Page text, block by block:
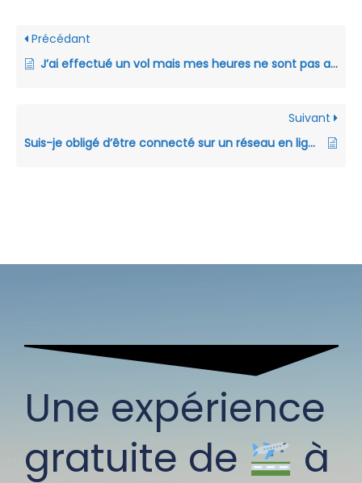
Précédant
J’ai effectué un vol mais mes heures ne sont pas ajoutées à mon total ou vol en attente.
Suivant
Suis-je obligé d’être connecté sur un réseau en ligne pour réaliser un vol pour la compagnie ?
Une expérience
gratuite de
à